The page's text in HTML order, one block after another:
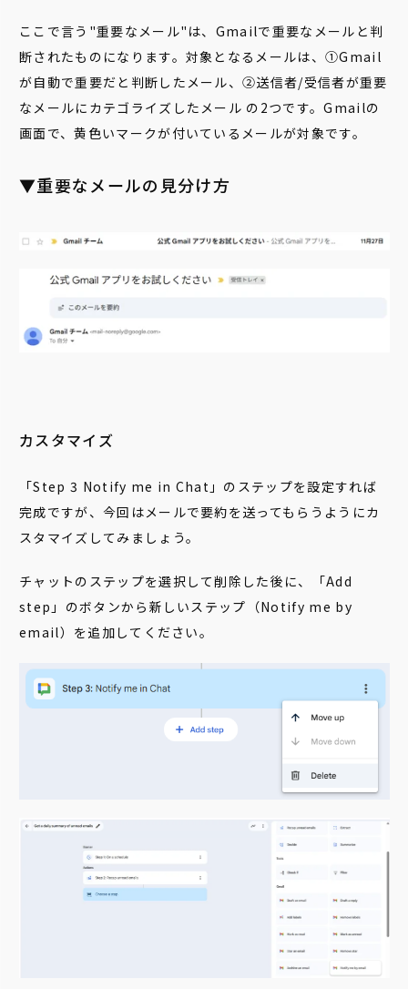
ここで言う"重要なメール"は、Gmailで重要なメールと判
断されたものになります。対象となるメールは、①Gmail
が自動で重要だと判断したメール、②送信者/受信者が重要
なメールにカテゴライズしたメール の2つです。Gmailの
画面で、黄色いマークが付いているメールが対象です。
▼重要なメールの見分け方
カスタマイズ
「Step 3 Notify me in Chat」のステップを設定すれば
完成ですが、今回はメールで要約を送ってもらうようにカ
スタマイズしてみましょう。
チャットのステップを選択して削除した後に、「Add
step」のボタンから新しいステップ（Notify me by
email）を追加してください。